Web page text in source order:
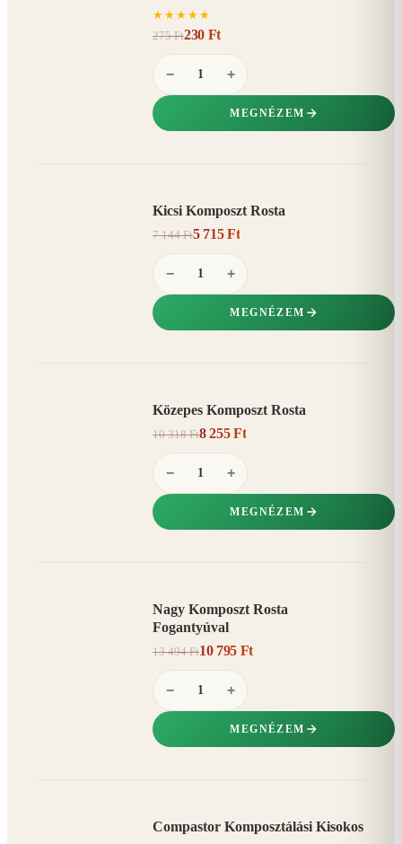
★ ★ ★ ★ ★
275 Ft230 Ft
− +
MEGNÉZEM
Kicsi Komposzt Rosta
7 144 Ft5 715 Ft
− +
MEGNÉZEM
Közepes Komposzt Rosta
10 318 Ft8 255 Ft
− +
MEGNÉZEM
Nagy Komposzt Rosta
Fogantyúval
13 494 Ft10 795 Ft
− +
MEGNÉZEM
Compastor Komposztálási Kisokos